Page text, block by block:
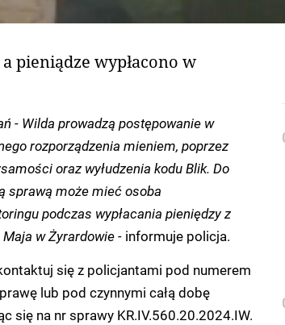
pieniądze wypłacono w
- Wilda prowadzą postępowanie w
rozporządzenia mieniem, poprzez
oraz wyłudzenia kodu Blik. Do
sprawą może mieć osoba
podczas wypłacania pieniędzy z
w Żyrardowie -informuje policja.
się z policjantami pod numerem
lub pod czynnymi całą dobę
się na nr sprawy KR.IV.560.20.2024.IW.